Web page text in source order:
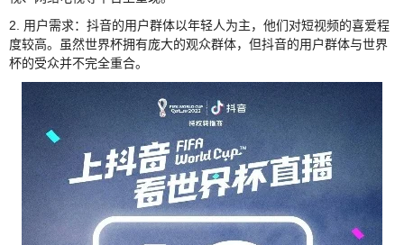
2. 用户需求：抖音的用户群体以年轻人为主，他们对短视频的喜爱程
度较高。虽然世界杯拥有庞大的观众群体，但抖音的用户群体与世界
杯的受众并不完全重合。